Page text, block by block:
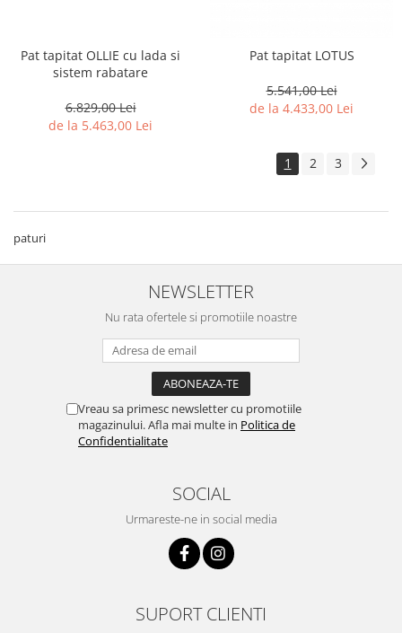
Pat tapitat OLLIE cu lada si
sistem rabatare
6.829,00 Lei
de la 5.463,00 Lei
Pat tapitat LOTUS
5.541,00 Lei
de la 4.433,00 Lei
1 2 3
paturi
NEWSLETTER
Nu rata ofertele si promotiile noastre
Vreau sa primesc newsletter cu promotiile
magazinului. Afla mai multe in Politica de
Confidentialitate
SOCIAL
Urmareste-ne in social media
SUPORT CLIENTI